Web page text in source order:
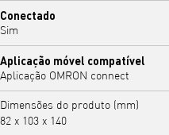
Conectado
Sim
Aplicação móvel compatível
Aplicação OMRON connect
Dimensões do produto (mm)
82 x 103 x 140